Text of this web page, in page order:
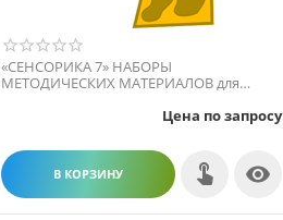
«СЕНСОРИКА 7» НАБОРЫ
МЕТОДИЧЕСКИХ МАТЕРИАЛОВ для
Цена по запросу
В КОРЗИНУ 